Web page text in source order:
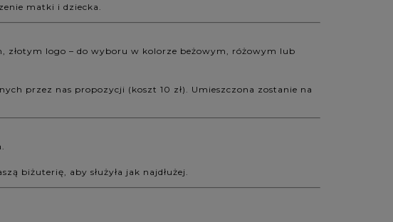
matki i dziecka.
złotym logo – do wyboru w kolorze beżowym, różowym lub
przez nas propozycji (koszt 10 zł). Umieszczona zostanie na
biżuterię, aby służyła jak najdłużej.